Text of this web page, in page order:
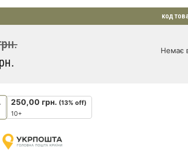
код
Немає
250,00 грн. (13% off)
10+